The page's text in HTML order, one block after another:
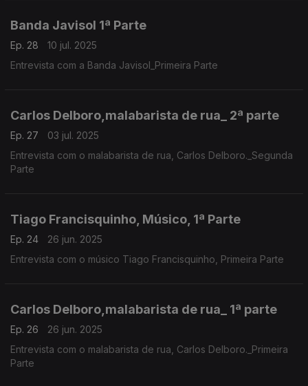
Banda Javisol 1ª Parte
Ep. 28
10 jul. 2025
Entrevista com a Banda Javisol_Primeira Parte
Carlos Delboro,malabarista de rua_ 2ª parte
Ep. 27
03 jul. 2025
Entrevista com o malabarista de rua, Carlos Delboro._Segunda
Parte
Tiago Francisquinho, Músico, 1ª Parte
Ep. 24
26 jun. 2025
Entrevista com o músico Tiago Francisquinho, Primeira Parte
Carlos Delboro,malabarista de rua_ 1ª parte
Ep. 26
26 jun. 2025
Entrevista com o malabarista de rua, Carlos Delboro._Primeira
Parte